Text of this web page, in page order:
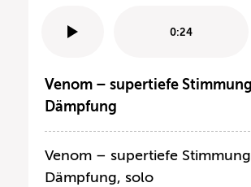
0:24
Venom – supertiefe
Dämpfung
Venom – supertiefe
Dämpfung, solo